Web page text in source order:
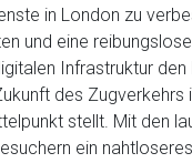
in London zu
und eine
Infrastruktur
des
stellt. Mit den
ein